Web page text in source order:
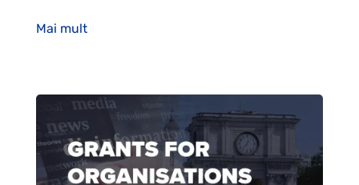
Mai mult